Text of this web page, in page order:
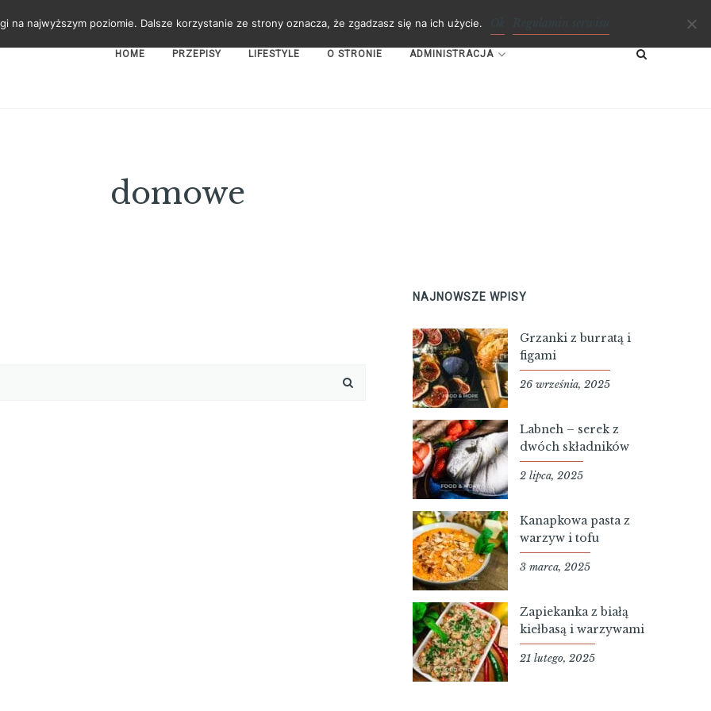
HOME PRZEPISY LIFESTYLE O STRONIE ADMINISTRACJA
domowe
NAJNOWSZE WPISY
Grzanki z burratą i
figami
26 września, 2025
Labneh – serek z
dwóch składników
2 lipca, 2025
Kanapkowa pasta z
warzyw i tofu
3 marca, 2025
Zapiekanka z białą
kiełbasą i warzywami
21 lutego, 2025
na najwyższym poziomie. Dalsze korzystanie ze strony oznacza, że zgadzasz się na ich użycie.